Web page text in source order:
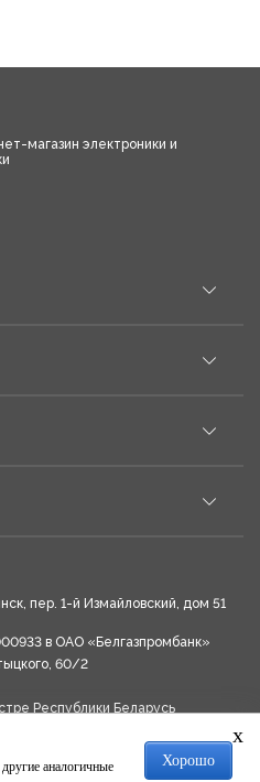
магазин электроники и
пер. 1-й Измайловский, дом 51
в OАО «Белгазпромбанк»
60/2
Республики Беларусь
18.08.2017
x
аналогичные
Хорошо